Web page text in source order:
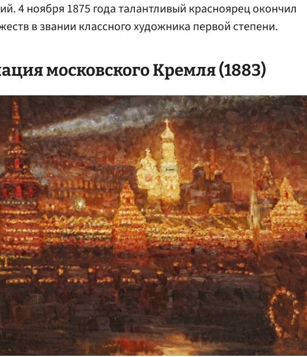
4 ноября 1875 года талантливый красноярец окончил
в звании классного художника первой степени.
московского Кремля (1883)